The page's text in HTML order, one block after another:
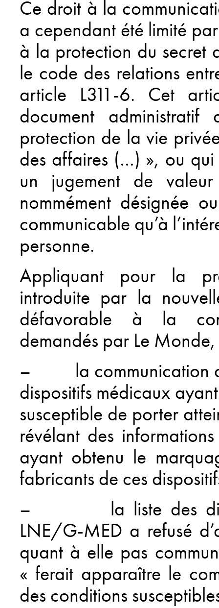
Ce droit à la
a cependant été limité
à la protection du secret
le code des relations
article L311-6. Cet
document
protection de la vie
des affaires (…) », ou
un jugement de
nommément désignée
communicable qu’à
personne.
Appliquant pour la
introduite par la
défavorable à la
demandés par Le
– la communication
dispositifs médicaux
susceptible de porter
révélant des
ayant obtenu le
fabricants de ces
– la liste des
LNE/G-MED a refusé
quant à elle pas
« ferait apparaître le
des conditions